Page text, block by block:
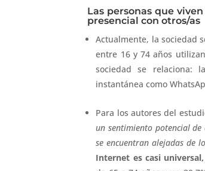
Las personas que
presencial con otros/as
Actualmente, la sociedad
entre 16 y 74 años
sociedad se relaciona:
instantánea como
Para los autores del
un sentimiento potencial de
se encuentran alejadas de
Internet es casi